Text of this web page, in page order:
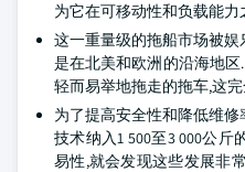
为它在可移动性和负载能力
这一重量级的拖船市场被
是在北美和欧洲的沿海地区
轻而易举地拖走的拖车,这
为了提高安全性和降低维
技术纳入1 500至3 000公
易性,就会发现这些发展非